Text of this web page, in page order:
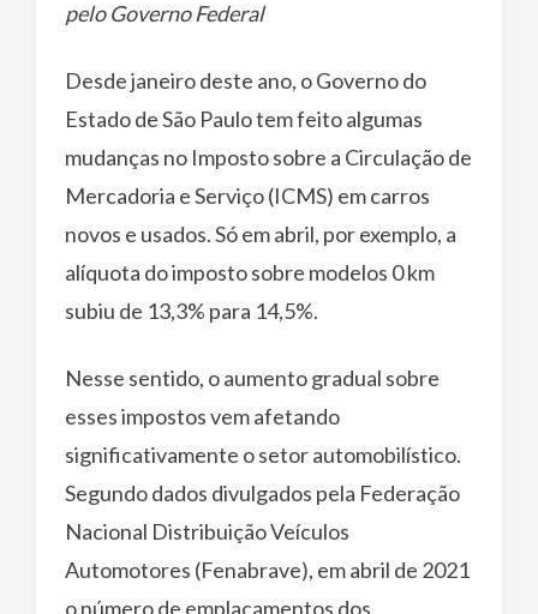
pelo Governo Federal
Desde janeiro deste ano, o Governo do
Estado de São Paulo tem feito algumas
mudanças no Imposto sobre a Circulação de
Mercadoria e Serviço (ICMS) em carros
novos e usados. Só em abril, por exemplo, a
alíquota do imposto sobre modelos 0 km
subiu de 13,3% para 14,5%.
Nesse sentido, o aumento gradual sobre
esses impostos vem afetando
significativamente o setor automobilístico.
Segundo dados divulgados pela Federação
Nacional Distribuição Veículos
Automotores (Fenabrave), em abril de 2021
o número de emplacamentos dos